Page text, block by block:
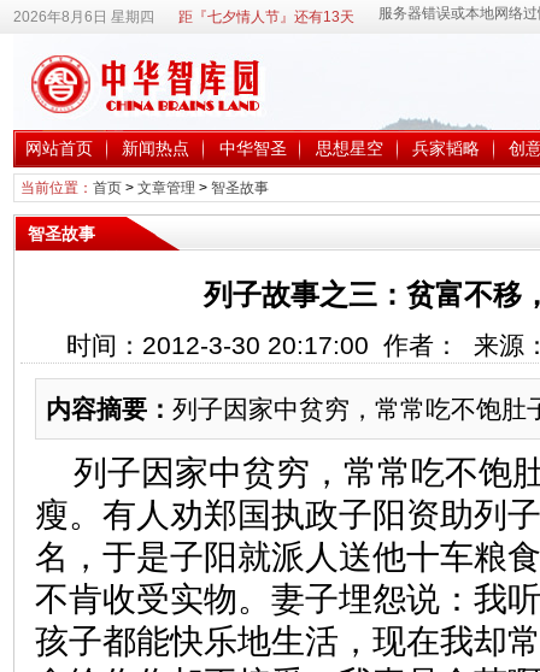
2026年8月6日 星期四 距『七夕情人节』还有13天
网站首页 新闻热点 中华智圣 思想星空 兵家韬略 创
当前位置： 首页> 文章管理 > 智圣故事
智圣故事
列子故事之三：贫富不移
时间：2012-3-30 20:17:00 作者： 来源
内容摘要： 列子因家中贫穷，常常吃不饱肚
列子因家中贫穷，常常吃不饱
瘦。有人劝郑国执政子阳资助列
名，于是子阳就派人送他十车粮
不肯收受实物。妻子埋怨说：我
孩子都能快乐地生活，现在我却